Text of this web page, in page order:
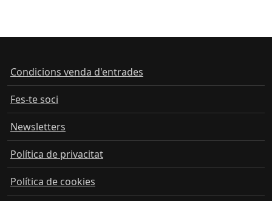
Condicions venda d'entrades
Fes-te soci
Newsletters
Política de privacitat
Política de cookies